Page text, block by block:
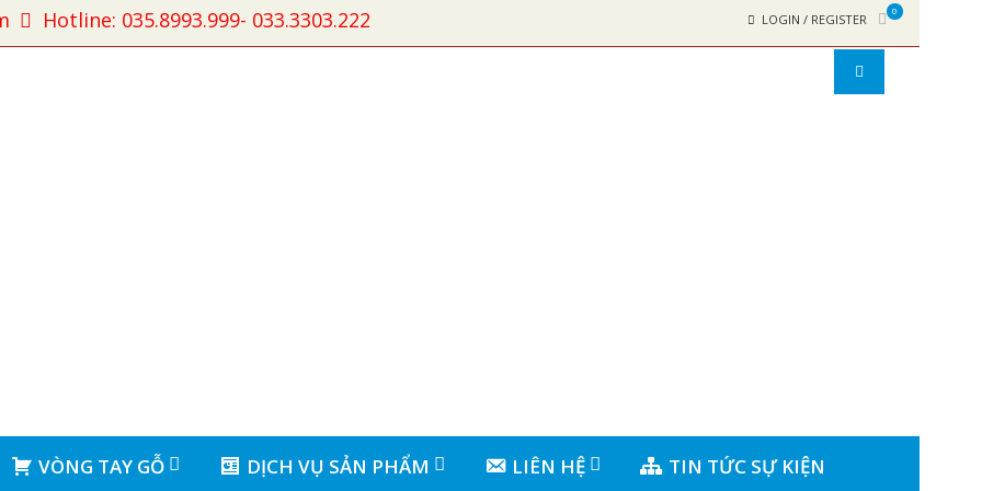
Hotline: 035.8993.999- 033.3303.222 LOGIN / REGISTER
0
VÒNG TAY GỖ DỊCH VỤ SẢN PHẨM LIÊN HỆ TIN TỨC SỰ KIỆN